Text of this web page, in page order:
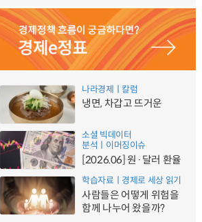
나라경제ㅣ칼럼
냉면, 차갑고 뜨거운
소셜 빅데이터
분석ㅣ이머징이슈
[2026.06] 원·달러 환율
학습자료ㅣ경제로 세상 읽기
사람들은 어떻게 위험을
함께 나누어 왔을까?